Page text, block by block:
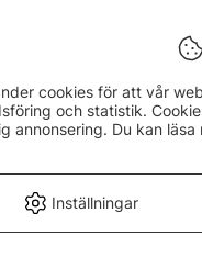
cookies för att vår
och statistik.
annonsering. Du kan läsa
Inställningar